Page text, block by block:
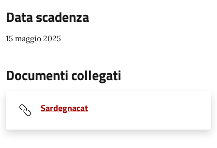
Data scadenza
15 maggio 2025
Documenti collegati
Sardegnacat